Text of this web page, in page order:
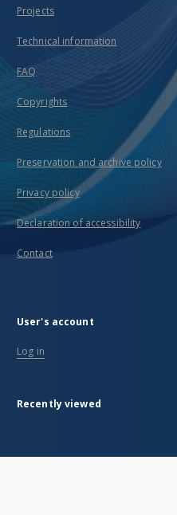
Projects
Technical information
FAQ
Copyrights
Regulations
Preservation and archive policy
Privacy policy
Declaration of accessibility
Contact
User's account
Log in
Recently viewed